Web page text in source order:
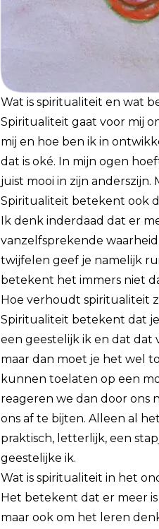
Wat is spiritualiteit en wat
Spiritualiteit gaat voor mij
mij en hoe ben ik in
dat is oké. In mijn ogen
juist mooi in zijn
Spiritualiteit betekent ook
Ik denk inderdaad dat er
vanzelfsprekende
twijfelen geef je namelijk
betekent het immers niet
Hoe verhoudt spiritualiteit
Spiritualiteit betekent dat je
een geestelijk ik en dat dat
maar dan moet je het wel
kunnen toelaten op een
reageren we dan door ons
ons af te bijten. Alleen al
praktisch, letterlijk, een
geestelijke ik.
Wat is spiritualiteit in het
Het betekent dat er meer
maar ook om het leren